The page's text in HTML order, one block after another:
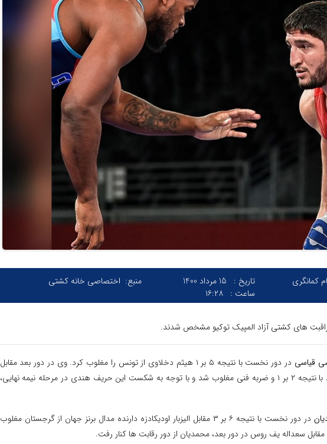
کمانگری تاریخ :
15 مرداد 1400
ساعت : ۱۶:۲۸
منبع: اختصاصی خانه کشتی
قیاسی
در دور نخست با نتیجه ۵ بر ۱ هیثم دخلاوی از تونس را مغلوب کرد. وی در دور بعد مقابل
باجرانگ دارنده مدال نقره جهان از هند با نتیجه ۲ بر ۱ و ضربه فنی مغلوب شد و با توجه به شکست این حریف هندی در مرحله نیمه نهایی،
در دور نخست با نتیجه ۶ بر ۳ مقابل الیزبار اودیکادزه دارنده مدال برنز جهان از گرجستان مغلوب
سعداله یف روس در دور بعد، محمدیان از دور رقابت ها کنار رفت.